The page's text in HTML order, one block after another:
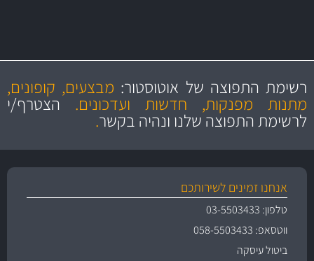
מקצועיות
ושירות מצויין
מחירים
הוגנים
והיצע מוצרים איכותירשימת התפוצה של אוטוסטור: מבצעים, קופונים,
מתנות מפנקות, חדשות ועדכונים.הצטרף/י
לרשימת התפוצה שלנו ונהיה בקשר.
אנחנו זמינים לשירותכם
טלפון: 03-5503433
ווטסאפ: 058-5503433
ביטול עיסקה